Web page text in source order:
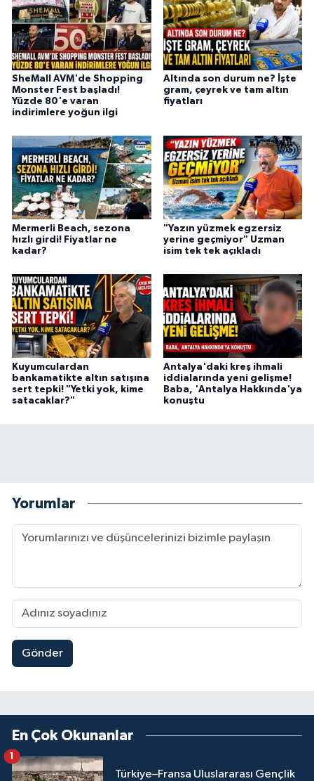
SheMall AVM'de Shopping
Monster Fest başladı!
Yüzde 80'e varan
indirimlere yoğun ilgi
Altında son durum ne? İşte
gram, çeyrek ve tam altın
fiyatları
Mermerli Beach, sezona
hızlı girdi! Fiyatlar ne
kadar?
"Yazın yüzmek egzersiz
yerine geçmiyor" Uzman
isim tek tek açıkladı
Kuyumculardan
bankamatikte altın satışına
sert tepki! "Yetki yok, kime
satacaklar?"
Antalya'daki kreş ihmali
iddialarında yeni gelişme!
Baba, 'Antalya Hakkında'ya
konuştu
Yorumlar
Gönder
En Çok Okunanlar
Türkiye–Fransa Uluslararası Gençlik
1